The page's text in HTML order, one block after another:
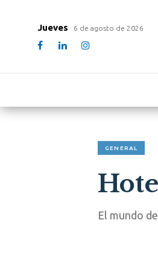
Jueves 6 de agosto de 2026
GENERAL
El mundo